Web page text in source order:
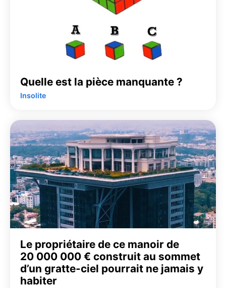
Quelle est la pièce manquante ?
Insolite
Le propriétaire de ce manoir de
20 000 000 € construit au sommet
d’un gratte-ciel pourrait ne jamais y
habiter